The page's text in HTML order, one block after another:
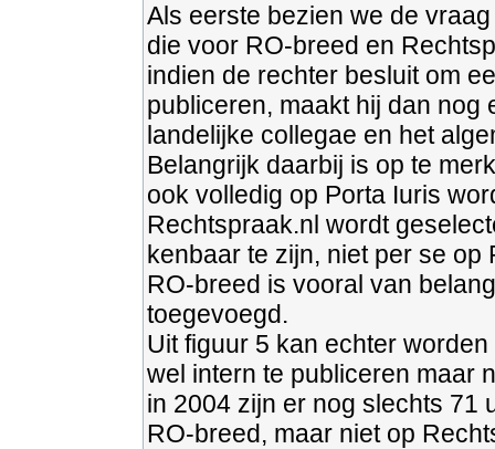
Als eerste bezien we de
die voor RO-breed en
indien de rechter besluit om
publiceren, maakt hij dan
landelijke collegae en het
Belangrijk daarbij is op te
ook volledig op Porta Iuris
Rechtspraak.nl wordt
kenbaar te zijn, niet per se
RO-breed is vooral van
toegevoegd.
Uit figuur 5 kan echter
wel intern te publiceren maar
in 2004 zijn er nog slechts 71
RO-breed, maar niet op